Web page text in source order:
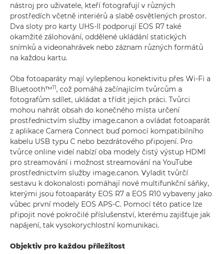
nástroj pro uživatele, kteří fotografují v různých
prostředích včetně interiérů a slabě osvětlených prostor.
Dva sloty pro karty UHS-II podporují EOS R7 také
okamžité zálohování, oddělené ukládání statických
snímků a videonahrávek nebo záznam různých formátů
na každou kartu.
Oba fotoaparáty mají vylepšenou konektivitu přes Wi-Fi a
Bluetooth™11, což pomáhá začínajícím tvůrcům a
fotografům sdílet, ukládat a třídit jejich práci. Tvůrci
mohou nahrát obsah do konečného místa určení
prostřednictvím služby image.canon a ovládat fotoaparát
z aplikace Camera Connect buď pomocí kompatibilního
kabelu USB typu C nebo bezdrátového připojení. Pro
tvůrce online videí nabízí oba modely čistý výstup HDMI
pro streamování i možnost streamování na YouTube
prostřednictvím služby image.canon. Vyladit tvůrčí
sestavu k dokonalosti pomáhají nové multifunkční sáňky,
kterými jsou fotoaparáty EOS R7 a EOS R10 vybaveny jako
vůbec první modely EOS APS-C. Pomocí této patice lze
připojit nové pokročilé příslušenství, kterému zajišťuje jak
napájení, tak vysokorychlostní komunikaci.
Objektiv pro každou příležitost